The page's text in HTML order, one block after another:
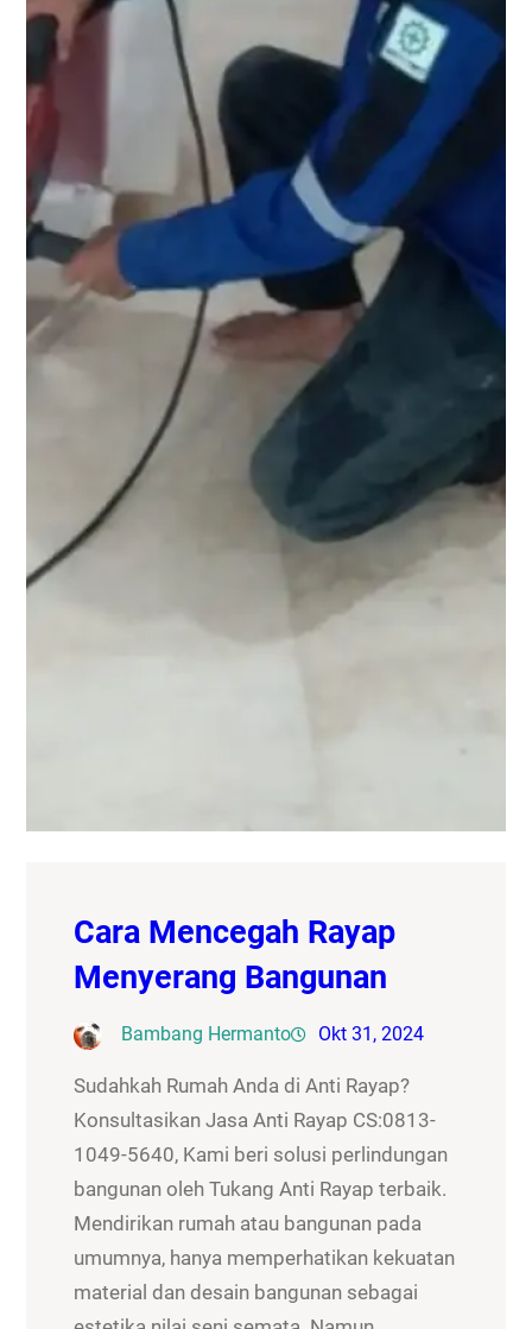
Cara Mencegah Rayap
Menyerang Bangunan
Bambang Hermanto Okt 31, 2024
Sudahkah Rumah Anda di Anti Rayap?
Konsultasikan Jasa Anti Rayap CS:0813-
1049-5640, Kami beri solusi perlindungan
bangunan oleh Tukang Anti Rayap terbaik.
Mendirikan rumah atau bangunan pada
umumnya, hanya memperhatikan kekuatan
material dan desain bangunan sebagai